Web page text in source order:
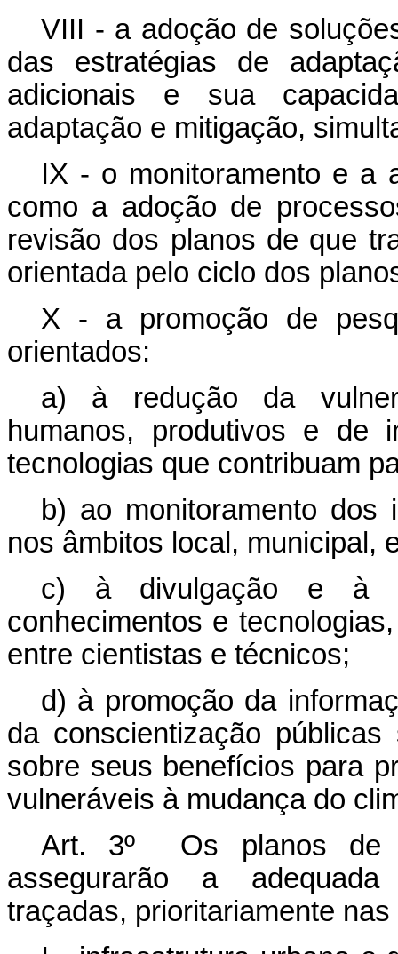
VIII - a adoção de
das estratégias de
adicionais e sua
adaptação e mitigação,
IX - o monitoramento e a
como a adoção de
revisão dos planos de que
orientada pelo ciclo dos
X - a promoção de
orientados:
a) à redução da
humanos, produtivos e de
tecnologias que contribuam
b) ao monitoramento dos
nos âmbitos local, municipal,
c) à divulgação e à
conhecimentos e
entre cientistas e técnicos;
d) à promoção da
da conscientização
sobre seus benefícios para
vulneráveis à mudança do
Art. 3º Os planos de
assegurarão a
traçadas, prioritariamente